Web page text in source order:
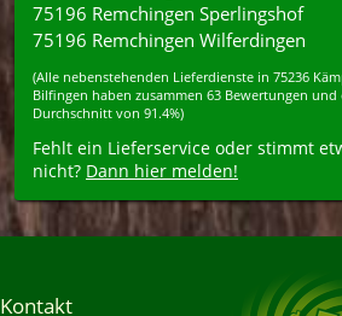
75196 Remchingen Sperlingshof
75196 Remchingen Wilferdingen
(Alle nebenstehenden Lieferdienste in 75236
Bilfingen haben zusammen 63 Bewertungen und
Durchschnitt von 91.4%)
Fehlt ein Lieferservice oder stimmt
nicht? Dann hier melden!
Kontakt